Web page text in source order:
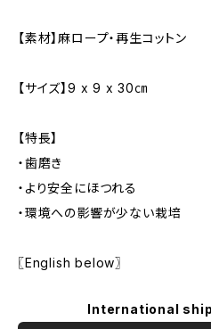
【素材】麻ロープ・再生コットン
【サイズ】9 x 9 x 30㎝
【特長】
・歯磨き
・より安全にほつれる
・環境への影響が少ない栽培
〖English below〗
International